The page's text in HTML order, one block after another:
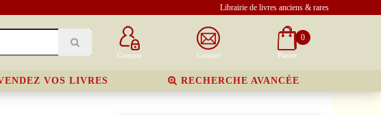
Librairie de livres anciens & rares
Compte Contact
0
Panier
VOS LIVRES RECHERCHE AVANCÉE